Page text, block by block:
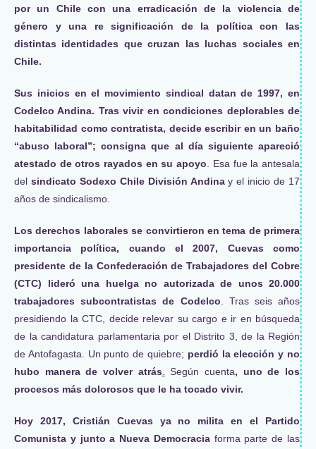
por un Chile con una erradicación de la violencia de
género y una re significación de la política con las
distintas identidades que cruzan las luchas sociales en
Chile.
Sus inicios en el movimiento sindical datan de 1997, en
Codelco Andina. Tras vivir en condiciones deplorables de
habitabilidad como contratista, decide escribir en un baño
“abuso laboral”; consigna que al día siguiente apareció
atestado de otros rayados en su apoyo . Esa fue la antesala
del sindicato Sodexo Chile División Andinay el inicio de 17
años de sindicalismo.
Los derechos laborales se convirtieron en tema de primera
importancia política, cuando el 2007, Cuevas como
presidente de la Confederación de Trabajadores del Cobre
(CTC) lideró una huelga no autorizada de unos 20.000
trabajadores subcontratistas de Codelco . Tras seis años
presidiendo la CTC, decide relevar su cargo e ir en búsqueda
de la candidatura parlamentaria por el Distrito 3, de la Región
de Antofagasta. Un punto de quiebre; perdió la elección y no
hubo manera de volver atrás. Según cuenta, uno de los
procesos más dolorosos que le ha tocado vivir.
Hoy 2017, Cristián Cuevas ya no milita en el Partido
Comunista y junto a Nueva Democraciaforma parte de las